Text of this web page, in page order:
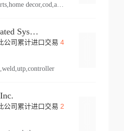
vehicle,pl 2,arts,home decor,cod,amusement ride,sea
Duetto Intergrgrated Systems Inc.
公司累计进口交易 4
公司累计进口交易 2